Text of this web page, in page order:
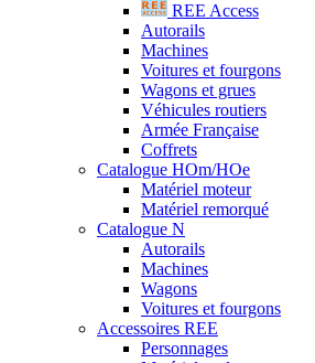
REE Access
Autorails
Machines
Voitures et fourgons
Wagons et grues
Véhicules routiers
Armée Française
Coffrets
Catalogue HOm/HOe
Matériel moteur
Matériel remorqué
Catalogue N
Autorails
Machines
Wagons
Voitures et fourgons
Accessoires REE
Personnages